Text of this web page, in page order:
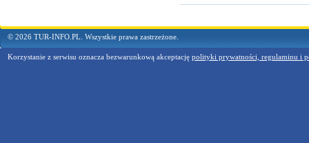
© 2026 TUR-INFO.PL. Wszystkie prawa zastrzeżone.
Korzystanie z serwisu oznacza bezwarunkową akceptację polityki prywatności, regulaminu i